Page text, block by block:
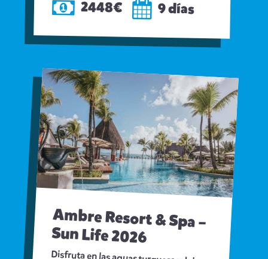
2448€ 9 días
Ambre Resort & Spa –
Sun Life 2026